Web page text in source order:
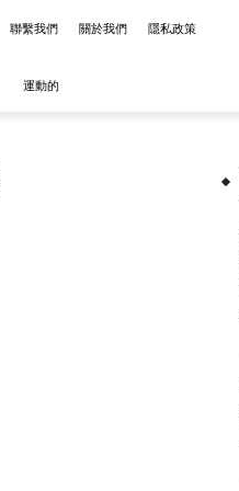
聯繫我們 關於我們 隱私政策
運動的